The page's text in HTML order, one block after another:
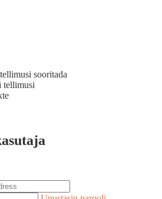
sooritada
tellimusi